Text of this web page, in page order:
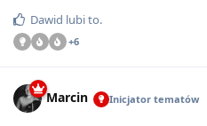
Dawid lubi to.
+6
Marcin Inicjator tematów